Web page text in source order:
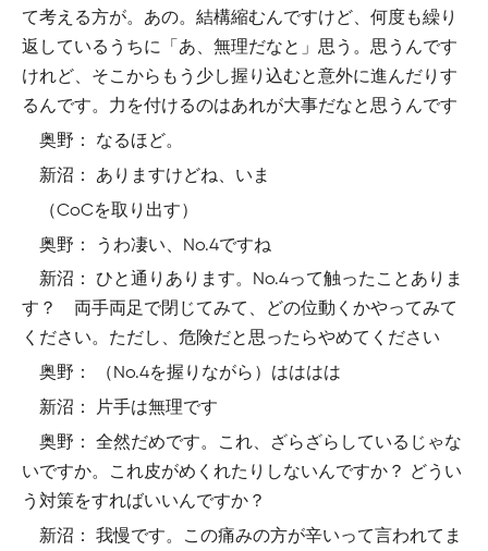
て考える方が。あの。結構縮むんですけど、何度も繰り
返しているうちに「あ、無理だなと」思う。思うんです
けれど、そこからもう少し握り込むと意外に進んだりす
るんです。力を付けるのはあれが大事だなと思うんです
奥野： なるほど。
新沼： ありますけどね、いま
（CoCを取り出す）
奥野： うわ凄い、No.4ですね
新沼： ひと通りあります。No.4って触ったことありま
す？ 両手両足で閉じてみて、どの位動くかやってみて
ください。ただし、危険だと思ったらやめてください
奥野： （No.4を握りながら）はははは
新沼： 片手は無理です
奥野： 全然だめです。これ、ざらざらしているじゃな
いですか。これ皮がめくれたりしないんですか？ どうい
う対策をすればいいんですか？
新沼： 我慢です。この痛みの方が辛いって言われてま